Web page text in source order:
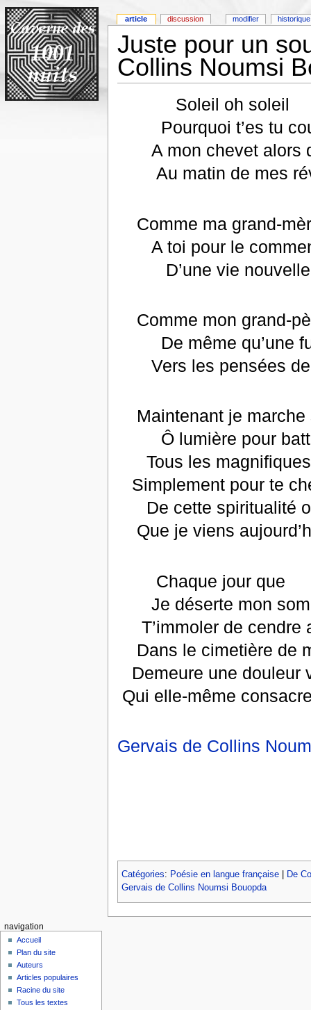
Juste pour un
Collins Noumsi
Soleil oh soleil
Pourquoi t’es tu
A mon chevet alors
Au matin de mes
Comme ma grand-
A toi pour le
D’une vie
Comme mon grand-
De même qu’une
Vers les pensées de
Maintenant je marche
Ô lumière pour
Tous les magnifiques
Simplement pour te
De cette spiritualité
Que je viens
Chaque jour que
Je déserte mon
T’immoler de cendre
Dans le cimetière de
Demeure une douleur
Qui elle-même
Gervais de Collins
Catégories: Poésie en langue française|
De
Gervais de Collins Noumsi Bouopda
article discussion modifier historique
navigation
Accueil
Plan du site
Auteurs
Articles populaires
Racine du site
Tous les textes